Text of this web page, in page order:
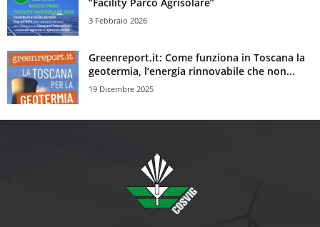
3 Febbraio 2026
Greenreport.it: Come funziona in Toscana la
geotermia, l’energia rinnovabile che non...
19 Dicembre 2025